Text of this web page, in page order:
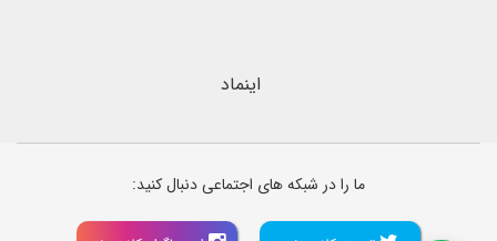
اینماد
ما را در شبکه های اجتماعی دنبال کنید: